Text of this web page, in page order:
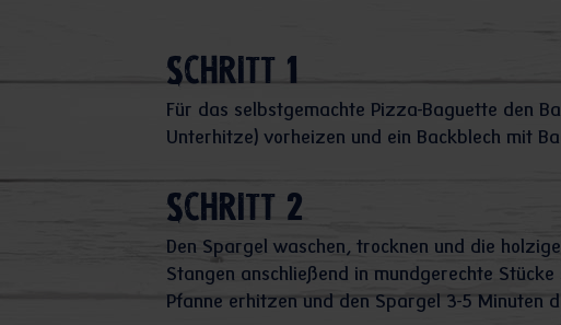
Schritt 1
Für das selbstgemachte Pizza-Baguette den
Unterhitze) vorheizen und ein Backblech mit
Schritt 2
Den Spargel waschen, trocknen und die
Stangen anschließend in mundgerechte Stücke
Pfanne erhitzen und den Spargel 3-5 Minuten